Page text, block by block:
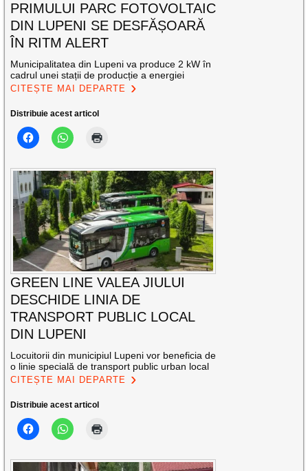
PRIMULUI PARC FOTOVOLTAIC
DIN LUPENI SE DESFĂȘOARĂ
ÎN RITM ALERT
Municipalitatea din Lupeni va produce 2 kW în
cadrul unei stații de producție a energiei
CITEȘTE MAI DEPARTE
Distribuie acest articol
GREEN LINE VALEA JIULUI
DESCHIDE LINIA DE
TRANSPORT PUBLIC LOCAL
DIN LUPENI
Locuitorii din municipiul Lupeni vor beneficia de
o linie specială de transport public urban local
CITEȘTE MAI DEPARTE
Distribuie acest articol